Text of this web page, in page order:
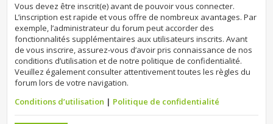
Vous devez être inscrit(e) avant de pouvoir vous connecter.
L’inscription est rapide et vous offre de nombreux avantages. Par
exemple, l’administrateur du forum peut accorder des
fonctionnalités supplémentaires aux utilisateurs inscrits. Avant
de vous inscrire, assurez-vous d’avoir pris connaissance de nos
conditions d’utilisation et de notre politique de confidentialité.
Veuillez également consulter attentivement toutes les règles du
forum lors de votre navigation.
Conditions d’utilisation | Politique de confidentialité